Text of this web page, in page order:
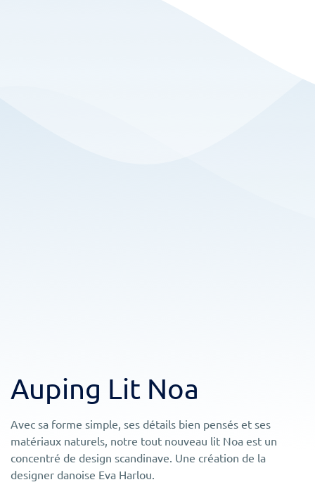
Auping Lit Noa
Avec sa forme simple, ses détails bien pensés et ses
matériaux naturels, notre tout nouveau lit Noa est un
concentré de design scandinave. Une création de la
designer danoise Eva Harlou.